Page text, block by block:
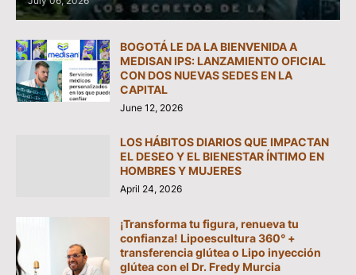
BOGOTÁ LE DA LA BIENVENIDA A
MEDISAN IPS: LANZAMIENTO OFICIAL
CON DOS NUEVAS SEDES EN LA
CAPITAL
June 12, 2026
LOS HÁBITOS DIARIOS QUE IMPACTAN
EL DESEO Y EL BIENESTAR ÍNTIMO EN
HOMBRES Y MUJERES
April 24, 2026
¡Transforma tu figura, renueva tu
confianza! Lipoescultura 360° +
transferencia glútea o Lipo inyección
glútea con el Dr. Fredy Murcia